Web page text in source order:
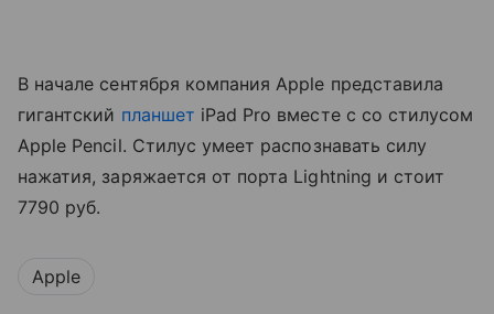
В начале сентября компания Apple представила
гигантский планшет iPad Pro вместе с со стилусом
Apple Pencil. Стилус умеет распознавать силу
нажатия, заряжается от порта Lightning и стоит
7790 руб.
Apple